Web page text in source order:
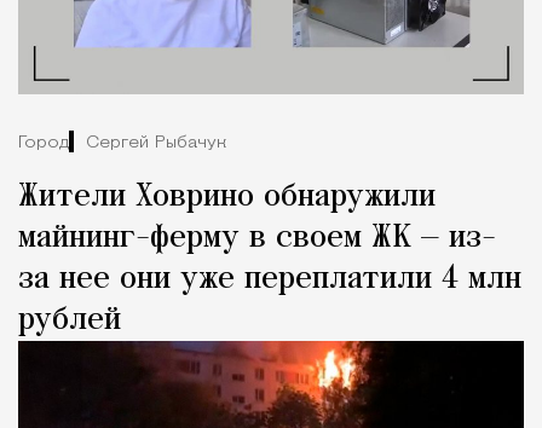
Город Сергей Рыбачук
Жители Ховрино обнаружили
майнинг-ферму в своем ЖК — из-
за нее они уже переплатили 4 млн
рублей